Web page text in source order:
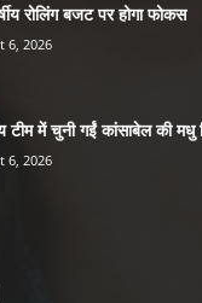
रोलिंग बजट पर होगा फोकस
6, 2026
टीम में चुनी गईं कांसाबेल की
6, 2026